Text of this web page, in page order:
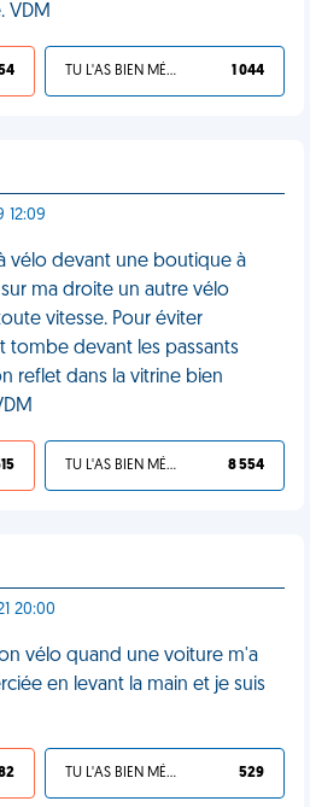
VDM
TU L'AS BIEN MÉRITÉ 1 044
12:09
vélo devant une boutique à
ma droite un autre vélo
vitesse. Pour éviter
tombe devant les passants
reflet dans la vitrine bien
TU L'AS BIEN MÉRITÉ 8 554
20:00
vélo quand une voiture m'a
en levant la main et je suis
TU L'AS BIEN MÉRITÉ 529